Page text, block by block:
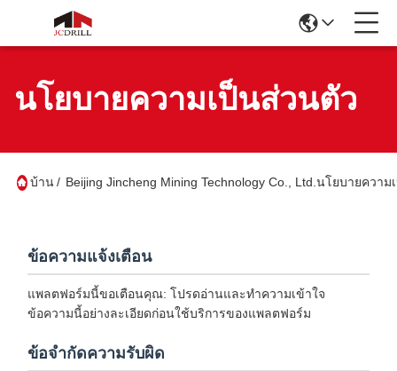
นโยบายความเป็นส่วนตัว
บ้าน/ Beijing Jincheng Mining Technology Co., Ltd.นโยบายควา
ข้อความแจ้งเตือน
แพลตฟอร์มนี้ขอเตือนคุณ: โปรดอ่านและทำความเข้าใจ
ข้อความนี้อย่างละเอียดก่อนใช้บริการของแพลตฟอร์ม
ข้อจำกัดความรับผิด